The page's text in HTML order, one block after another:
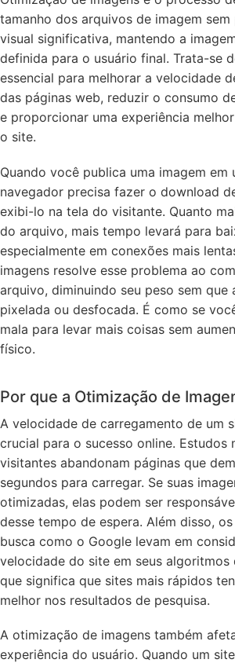
tamanho dos arquivos de imagem
visual significativa, mantendo a
definida para o usuário final. Trata-se
essencial para melhorar a velocidade
das páginas web, reduzir o consumo
e proporcionar uma experiência
o site.
Quando você publica uma imagem em
navegador precisa fazer o download
exibi-lo na tela do visitante. Quanto
do arquivo, mais tempo levará para
especialmente em conexões mais
imagens resolve esse problema ao
arquivo, diminuindo seu peso sem que
pixelada ou desfocada. É como se
mala para levar mais coisas sem
físico.
Por que a Otimização de
A velocidade de carregamento de um
crucial para o sucesso online. Estudos
visitantes abandonam páginas que
segundos para carregar. Se suas
otimizadas, elas podem ser
desse tempo de espera. Além disso,
busca como o Google levam em
velocidade do site em seus algoritmos
que significa que sites mais rápidos
melhor nos resultados de pesquisa.
A otimização de imagens também
experiência do usuário. Quando um